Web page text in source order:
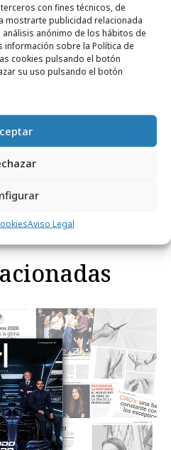
con fines técnicos, de
mostrarte publicidad relacionada
anónimo de los hábitos de
información sobre la Política de
cookies pulsando el botón
su uso pulsando el botón
Aviso Legal